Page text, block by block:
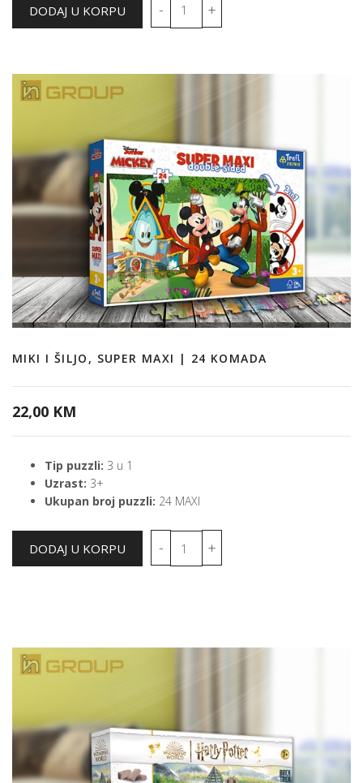
MIKI I ŠILJO, SUPER MAXI | 24 KOMADA
22,00 KM
Tip puzzli: 3 u 1
Uzrast: 3+
Ukupan broj puzzli: 24 MAXI